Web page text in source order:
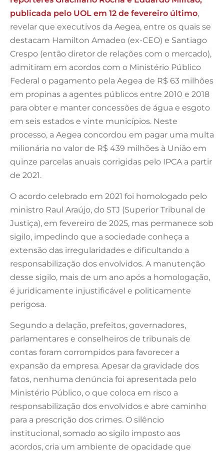
publicada pelo UOL em 12 de fevereiro último,
revelar que executivos da Aegea, entre os quais se
destacam Hamilton Amadeo (ex-CEO) e Santiago
Crespo (então diretor de relações com o mercado),
admitiram em acordos com o Ministério Público
Federal o pagamento pela Aegea de R$ 63 milhões
em propinas a agentes públicos entre 2010 e 2018
para obter e manter concessões de água e esgoto
em seis estados e vinte municípios. Neste
processo, a Aegea concordou em pagar uma multa
milionária no valor de R$ 439 milhões à União em
quinze parcelas anuais corrigidas pelo IPCA a partir
de 2021.
O acordo celebrado em 2021 foi homologado pelo
ministro Raul Araújo, do STJ (Superior Tribunal de
Justiça), em fevereiro de 2025, mas permanece sob
sigilo, impedindo que a sociedade conheça a
extensão das irregularidades e dificultando a
responsabilização dos envolvidos. A manutenção
desse sigilo, mais de um ano após a homologação,
é juridicamente injustificável e politicamente
perigosa.
Segundo a delação, prefeitos, governadores,
parlamentares e conselheiros de tribunais de
contas foram corrompidos para favorecer a
expansão da empresa. Apesar da gravidade dos
fatos, nenhuma denúncia foi apresentada pelo
Ministério Público, o que coloca em risco a
responsabilização dos envolvidos e abre caminho
para a prescrição dos crimes. O silêncio
institucional, somado ao sigilo imposto aos
acordos, cria um ambiente de opacidade que